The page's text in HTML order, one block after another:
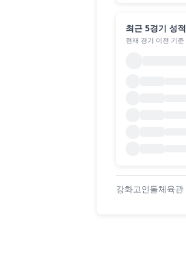
최근 5경기 성적
현재 경기 이전 기준
강화고인돌체육관